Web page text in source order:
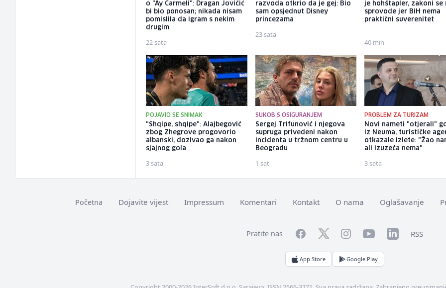
o "Ay Carmeli": Dragan Jovičić
bi bio ponosan; nikada nisam
pomislila da igram s nekim
drugim
22 sata
razvoda otkrio da je gej: Bio
sam opsjednut Disney
princezama
23 sata
je hohštapler, zakoni se
sprovode jer BiH nema
praktični suverenitet
40 min
POJAVIO SE SNIMAK
"Shqipe, shqipe": Alajbegović
zbog Zhegrove progovorio
albanski, dozivao ga nakon
sjajnog gola
3 sata
SUKOB S OSIGURANJEM
Sergej Trifunović i njegova
supruga privedeni nakon
incidenta u tržnom centru u
Beogradu
1 sat
PROBLEM ZA TURIZAM
Novi nameti "otjerali"
iz Neuma, turističke
otkazale izlete: "Žao
ali izuzeća nema"
3 sata
Početna Dojavite vijest Impressum Komentari Kontakt O nama Oglašavanje
Pratite nas FacebookTwitterInstagramYouTubeLinkedInRSS
App Store Google Play